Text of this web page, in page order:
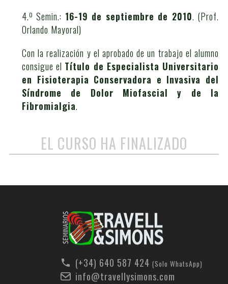
4.º Semin.: 16-19 de septiembre de 2010. (Prof.
Orlando Mayoral)
Con la realización y el aprobado de un trabajo el alumno
consigue el Título de Especialista Universitario
en Fisioterapia Conservadora e Invasiva del
Síndrome de Dolor Miofascial y de la
Fibromialgia.
EL CURSO HA FINALIZADO
(+34) 640 587 424 (Solo WhatsApp)
info@travellysimons.com